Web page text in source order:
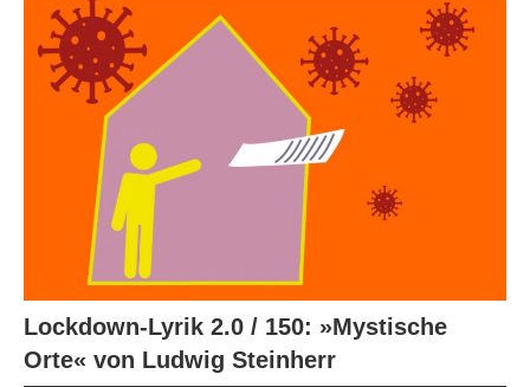
Lockdown-Lyrik 2.0 / 150: »Mystische
Orte« von Ludwig Steinherr